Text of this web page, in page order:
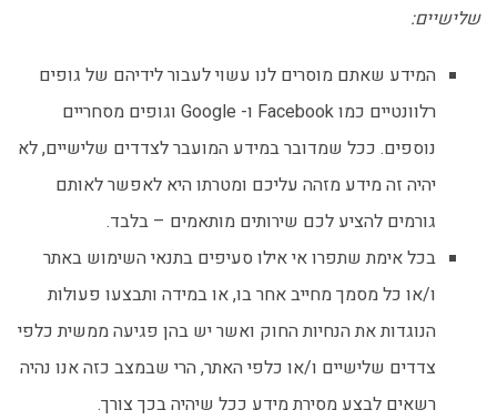
שלישיים:
המידע שאתם מוסרים לנו עשוי לעבור לידיהם של גופים
רלוונטיים כמו Facebook ו- Google וגופים מסחריים
נוספים. ככל שמדובר במידע המועבר לצדדים שלישיים, לא
יהיה זה מידע מזהה עליכם ומטרתו היא לאפשר לאותם
גורמים להציע לכם שירותים מותאמים – בלבד.
בכל אימת שתפרו אי אילו סעיפים בתנאי השימוש באתר
ו/או כל מסמך מחייב אחר בו, או במידה ותבצעו פעולות
הנוגדות את הנחיות החוק ואשר יש בהן פגיעה ממשית כלפי
צדדים שלישיים ו/או כלפי האתר, הרי שבמצב כזה אנו נהיה
רשאים לבצע מסירת מידע ככל שיהיה בכך צורך.